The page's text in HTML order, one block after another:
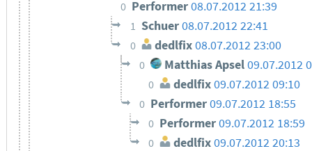
0 Performer08.07.2012 21:39
1 Schuer08.07.2012 22:41
0 dedlfix08.07.2012 23:00
0 Matthias Apsel 09.07.2012
0 dedlfix09.07.2012 09:10
0 Performer09.07.2012 18:55
0 Performer09.07.2012 18:59
0 dedlfix09.07.2012 20:13